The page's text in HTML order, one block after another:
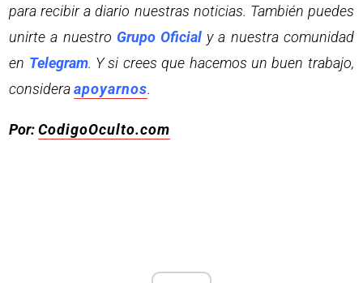
para recibir a diario nuestras noticias. También puedes
unirte a nuestro Grupo Oficial y a nuestra comunidad
en Telegram. Y si crees que hacemos un buen trabajo,
consideraapoyarnos.
Por:CodigoOculto.com